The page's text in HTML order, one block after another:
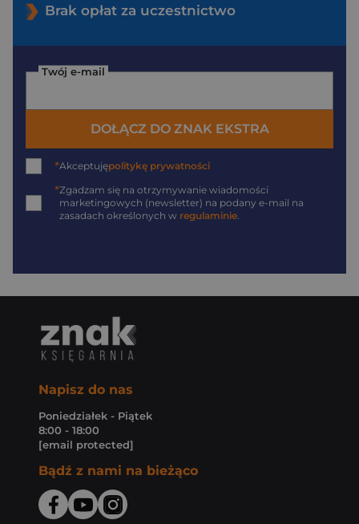
Brak opłat za uczestnictwo
Twój e-mail
DOŁĄCZ DO ZNAK EKSTRA
*Akceptujępolitykę prywatności
*Zgadzam się na otrzymywanie wiadomości
marketingowych (newsletter) na podany e-mail na
zasadach określonych w regulaminie
Napisz do nas
Poniedziałek - Piątek
8:00 - 18:00
[email protected]
Bądź z nami na bieżąco